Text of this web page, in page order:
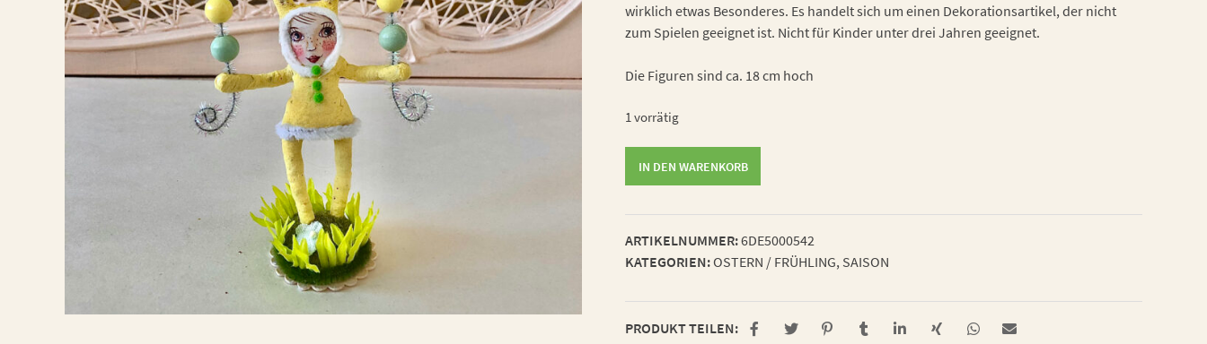
wirklich etwas Besonderes. Es handelt sich um einen Dekorationsartikel, der nicht
zum Spielen geeignet ist. Nicht für Kinder unter drei Jahren geeignet.
Die Figuren sind ca. 18 cm hoch
1 vorrätig
IN DEN WARENKORB
ARTIKELNUMMER:6DE5000542
KATEGORIEN:OSTERN / FRÜHLING, SAISON
PRODUKT TEILEN: